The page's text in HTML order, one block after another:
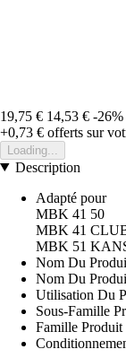
19,75 € 14,53 € -26%
+0,73 € offerts sur
Loading...
Description
Adapté pour
MBK 41 50
MBK 41
MBK 51
Nom Du
Nom Du
Utilisation Du
Sous-Famille
Famille Produit